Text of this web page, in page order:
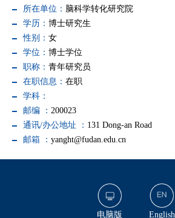
所在单位： 脑科学转化研究院
学历： 博士研究生
性别： 女
学位： 博士学位
职称： 青年研究员
在职信息： 在职
学科：
邮编 ： 200023
通讯/办公地址 ： 131 Dong-an Road
邮箱 ： yanght@fudan.edu.cn
电脑版 English